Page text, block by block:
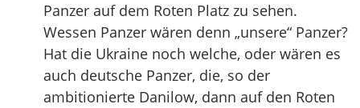
Panzer auf dem Roten Platz zu sehen.
Wessen Panzer wären denn „unsere“ Panzer?
Hat die Ukraine noch welche, oder wären es
auch deutsche Panzer, die, so der
ambitionierte Danilow, dann auf den Roten